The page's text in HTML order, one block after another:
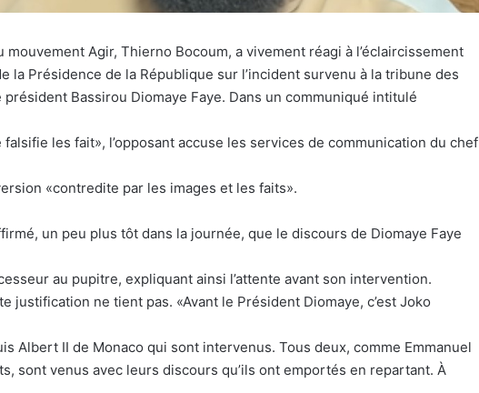
mouvement Agir, Thierno Bocoum, a vivement réagi à l’éclaircissement
la Présidence de la République sur l’incident survenu à la tribune des
Bassirou Diomaye Faye. Dans un communiqué intitulé
falsifie les fait», l’opposant accuse les services de communication du chef
«contredite par les images et les faits».
un peu plus tôt dans la journée, que le discours de Diomaye Faye
au pupitre, expliquant ainsi l’attente avant son intervention.
justification ne tient pas. «Avant le Président Diomaye, c’est Joko
Albert II de Monaco qui sont intervenus. Tous deux, comme Emmanuel
sont venus avec leurs discours qu’ils ont emportés en repartant. À